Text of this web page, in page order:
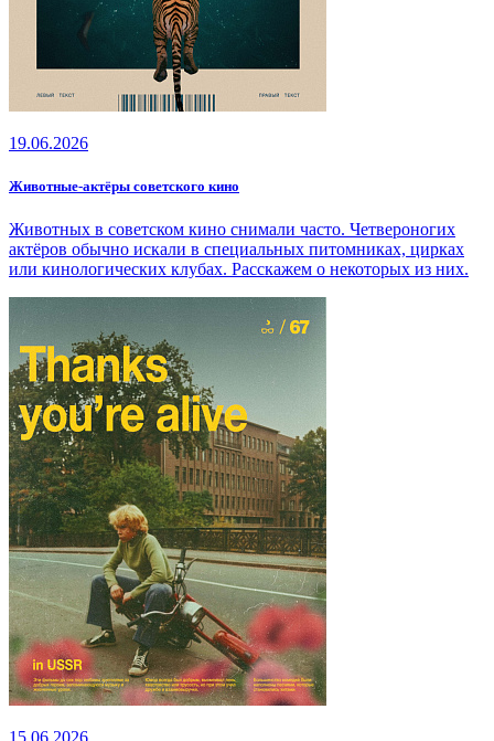
19.06.2026
Животные‑актёры советского кино
Животных в советском кино снимали часто. Четвероногих
актёров обычно искали в специальных питомниках, цирках
или кинологических клубах. Расскажем о некоторых из них.
15.06.2026